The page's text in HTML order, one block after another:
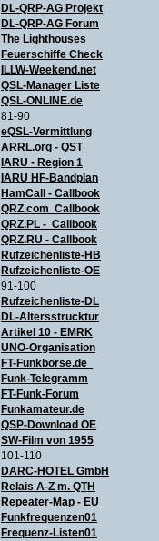
DL-QRP-AG Projekt
DL-QRP-AG Forum
The Lighthouses
Feuerschiffe Check
ILLW-Weekend.net
QSL-Manager Liste
QSL-ONLINE.de
81-90
eQSL-Vermittlung
ARRL.org - QST
IARU - Region 1
IARU HF-Bandplan
HamCall - Callbook
QRZ.com Callbook
QRZ.PL - Callbook
QRZ.RU - Callbook
Rufzeichenliste-HB
Rufzeichenliste-OE
91-100
Rufzeichenliste-DL
DL-Altersstrucktur
Artikel 10 - EMRK
UNO-Organisation
FT-Funkbörse.de
Funk-Telegramm
FT-Funk-Forum
Funkamateur.de
QSP-Download OE
SW-Film von 1955
101-110
DARC-HOTEL GmbH
Relais A-Z m. QTH
Repeater-Map - EU
Funkfrequenzen01
Frequenz-Listen01